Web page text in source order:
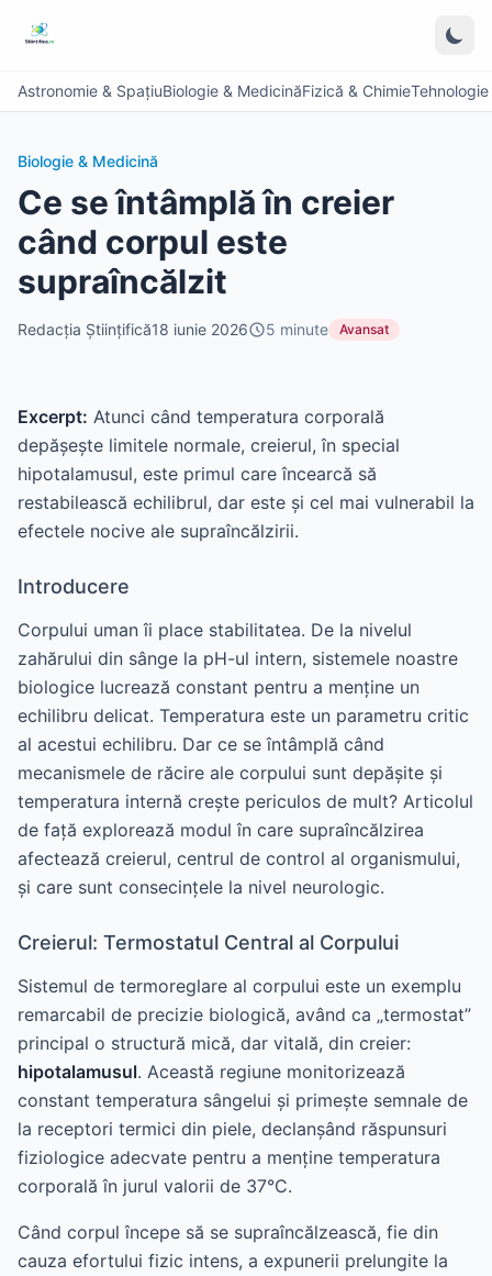
Astronomie & SpațiuBiologie & MedicinăFizică & Chimie
Biologie & Medicină
Ce se întâmplă în creier
când corpul este
supraîncălzit
Redacția Științifică18 iunie 2026 5 minute Avansat
Excerpt: Atunci când temperatura corporală
depășește limitele normale, creierul, în special
hipotalamusul, este primul care încearcă să
restabilească echilibrul, dar este și cel mai vulnerabil la
efectele nocive ale supraîncălzirii.
Introducere
Corpului uman îi place stabilitatea. De la nivelul
zahărului din sânge la pH-ul intern, sistemele noastre
biologice lucrează constant pentru a menține un
echilibru delicat. Temperatura este un parametru critic
al acestui echilibru. Dar ce se întâmplă când
mecanismele de răcire ale corpului sunt depășite și
temperatura internă crește periculos de mult? Articolul
de față explorează modul în care supraîncălzirea
afectează creierul, centrul de control al organismului,
și care sunt consecințele la nivel neurologic.
Creierul: Termostatul Central al Corpului
Sistemul de termoreglare al corpului este un exemplu
remarcabil de precizie biologică, având ca „termostat”
principal o structură mică, dar vitală, din creier:
hipotalamusul. Această regiune monitorizează
constant temperatura sângelui și primește semnale de
la receptori termici din piele, declanșând răspunsuri
fiziologice adecvate pentru a menține temperatura
corporală în jurul valorii de 37°C.
Când corpul începe să se supraîncălzească, fie din
cauza efortului fizic intens, a expunerii prelungite la